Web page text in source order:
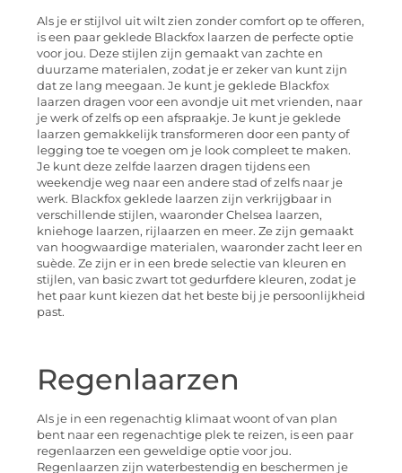
Als je er stijlvol uit wilt zien zonder comfort op te offeren,
is een paar geklede Blackfox laarzen de perfecte optie
voor jou. Deze stijlen zijn gemaakt van zachte en
duurzame materialen, zodat je er zeker van kunt zijn
dat ze lang meegaan. Je kunt je geklede Blackfox
laarzen dragen voor een avondje uit met vrienden, naar
je werk of zelfs op een afspraakje. Je kunt je geklede
laarzen gemakkelijk transformeren door een panty of
legging toe te voegen om je look compleet te maken.
Je kunt deze zelfde laarzen dragen tijdens een
weekendje weg naar een andere stad of zelfs naar je
werk. Blackfox geklede laarzen zijn verkrijgbaar in
verschillende stijlen, waaronder Chelsea laarzen,
kniehoge laarzen, rijlaarzen en meer. Ze zijn gemaakt
van hoogwaardige materialen, waaronder zacht leer en
suède. Ze zijn er in een brede selectie van kleuren en
stijlen, van basic zwart tot gedurfdere kleuren, zodat je
het paar kunt kiezen dat het beste bij je persoonlijkheid
past.
Regenlaarzen
Als je in een regenachtig klimaat woont of van plan
bent naar een regenachtige plek te reizen, is een paar
regenlaarzen een geweldige optie voor jou.
Regenlaarzen zijn waterbestendig en beschermen je